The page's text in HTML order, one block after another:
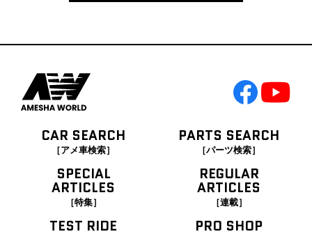
CAR SEARCH
［アメ車検索］
PARTS SEARCH
［パーツ検索］
SPECIAL
ARTICLES
［特集］
REGULAR
ARTICLES
［連載］
TEST RIDE PRO SHOP